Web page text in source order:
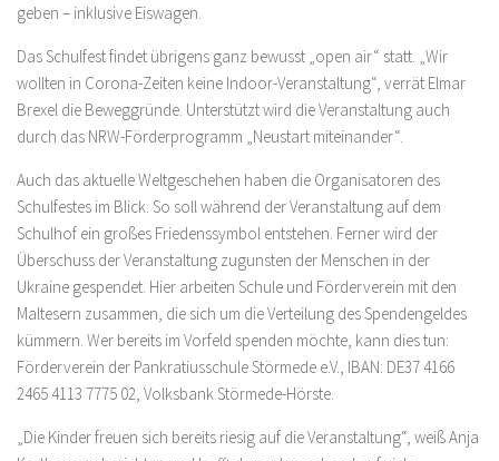
geben – inklusive Eiswagen.
Das Schulfest findet übrigens ganz bewusst „open air“ statt. „Wir
wollten in Corona-Zeiten keine Indoor-Veranstaltung“, verrät Elmar
Brexel die Beweggründe. Unterstützt wird die Veranstaltung auch
durch das NRW-Förderprogramm „Neustart miteinander“.
Auch das aktuelle Weltgeschehen haben die Organisatoren des
Schulfestes im Blick. So soll während der Veranstaltung auf dem
Schulhof ein großes Friedenssymbol entstehen. Ferner wird der
Überschuss der Veranstaltung zugunsten der Menschen in der
Ukraine gespendet. Hier arbeiten Schule und Förderverein mit den
Maltesern zusammen, die sich um die Verteilung des Spendengeldes
kümmern. Wer bereits im Vorfeld spenden möchte, kann dies tun:
Förderverein der Pankratiusschule Störmede e.V., IBAN: DE37 4166
2465 4113 7775 02, Volksbank Störmede-Hörste.
„Die Kinder freuen sich bereits riesig auf die Veranstaltung“, weiß Anja